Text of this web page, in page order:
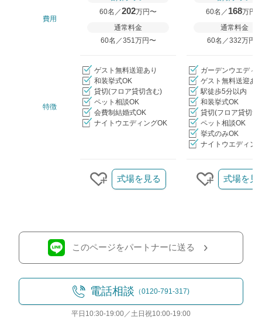
費用
60名／202万円〜
通常料金
60名／351万円〜
60名／ 168万円
通常料金
60名／332万円〜
特徴
ゲスト無料送迎あり
和装挙式OK
貸切(フロア貸切含む)
ペット相談OK
会費制結婚式OK
ナイトウエディングOK
ガーデンウエディ
ゲスト無料送迎あ
駅徒歩5分以内
和装挙式OK
貸切(フロア貸切含
ペット相談OK
挙式のみOK
ナイトウエディン
クリップする
式場を見る
クリップす
式場を見
このページをパートナーに送る
電話相談 （0120-791-317)
平日10:30-19:00／土日祝10:00-19:00